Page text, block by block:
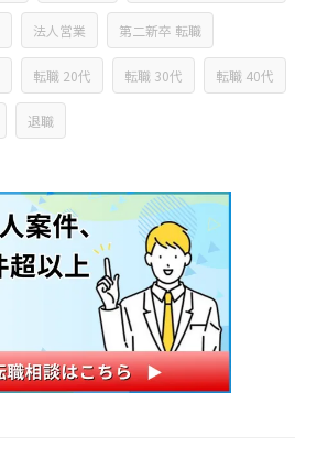
法人営業 第二新卒 転職
転職 20代 転職 30代 転職 40代
退職